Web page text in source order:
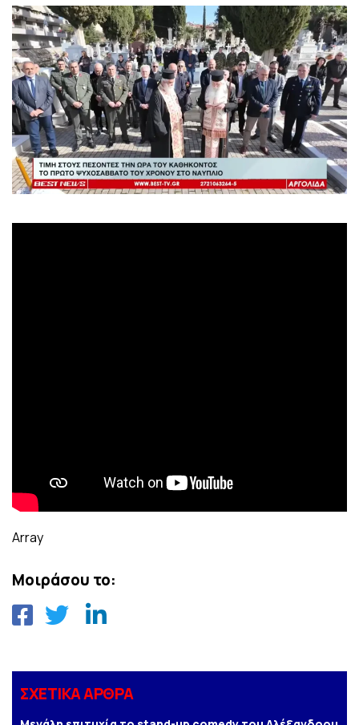
Array
Μοιράσου το:
ΣΧΕΤΙΚΑ ΑΡΘΡΑ